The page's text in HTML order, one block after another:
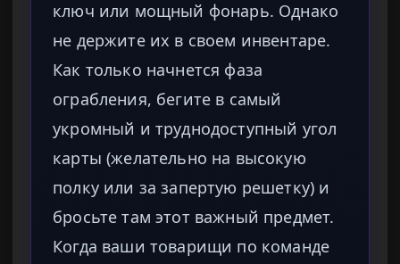
ключ или мощный фонарь. Однако
не держите их в своем инвентаре.
Как только начнется фаза
ограбления, бегите в самый
укромный и труднодоступный угол
карты (желательно на высокую
полку или за запертую решетку) и
бросьте там этот важный предмет.
Когда ваши товарищи по команде